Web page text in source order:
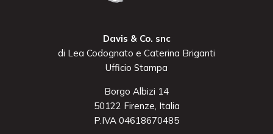
Davis & Co. snc
di Lea Codognato e Caterina Briganti
Ufficio Stampa
Borgo Albizi 14
50122 Firenze, Italia
P.IVA 04618670485